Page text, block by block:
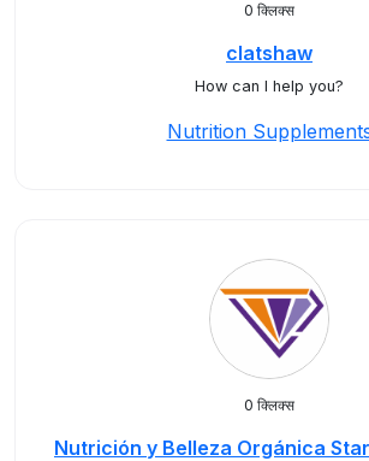
0 क्लिक्स
clatshaw
How can I help you?
Nutrition
0 क्लिक्स
Nutrición y Belleza Orgánica